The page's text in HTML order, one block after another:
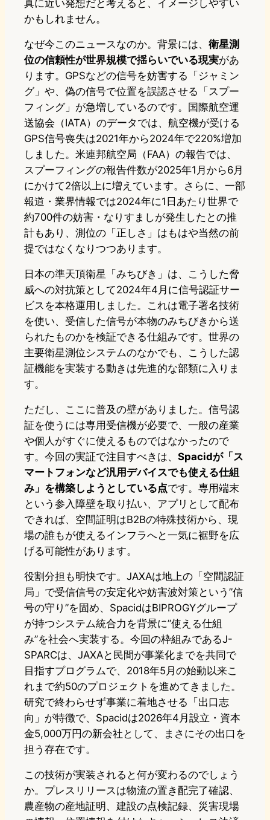
真に近い発想だと考えると、イメージしやすい
かもしれません。
なぜ今このニュースなのか。背景には、 衛星測
位の信頼性が世界規模で揺らいでいる現実があ
ります。GPSなどの信号を妨害する「ジャミン
グ」や、偽の信号で位置を誤認させる「スプー
フィング」が急増しているのです。国際航空運
送協会（IATA）のデータでは、航空機が受ける
GPS信号喪失は2021年から2024年で220%増加
しました。米連邦航空局（FAA）の報告では、
スプーフィングの報告件数が2025年1月から6月
にかけて2倍以上に増えています。さらに、一部
報道・業界情報では2024年に1日あたり世界で
約700件の妨害・なりすましが発生したとの推
計もあり、測位の「正しさ」はもはや当然の前
提ではなくなりつつあります。
日本の準天頂衛星「みちびき」は、こうした脅
威への対抗策として2024年4月に信号認証サー
ビスを本格運用しました。これは電子署名技術
を使い、受信した信号が本物のみちびきから送
られたものかを検証できる仕組みです。世界の
主要衛星測位システムのなかでも、こうした認
証機能を実装する動きは先進的な部類に入りま
す。
ただし、ここに普及の壁がありました。信号認
証を使うには専用受信機が必要で、一般の産業
や個人がすぐに使えるものではなかったので
す。今回の実証で注目すべきは、 Spacidが「ス
マートフォンなど汎用デバイスでも使える仕組
み」を構築しようとしている点です。専用端末
という参入障壁を取り払い、アプリとして配布
できれば、空間証明はB2Bの特殊技術から、現
場の誰もが使えるインフラへと一気に裾野を広
げる可能性があります。
役割分担も明快です。JAXAは地上の「空間認証
局」で受信信号の安定化や妨害波対策という”信
号の守り”を固め、SpacidはBIPROGYグループ
が持つシステム統合力を背景に”使える仕組
み”を社会へ実装する。今回の枠組みであるJ-
SPARCは、JAXAと民間が事業化までを共同で
目指すプログラムで、2018年5月の始動以来こ
れまで約50のプロジェクトを進めてきました。
研究で終わらせず事業に着地させる「出口志
向」が特徴で、Spacidは2026年4月設立・資本
金5,000万円の新会社として、まさにその出口を
担う存在です。
この技術が実装されると何が変わるのでしょう
か。プレスリリースは物流の置き配完了確認、
農産物の産地証明、建設の点検記録、災害現場